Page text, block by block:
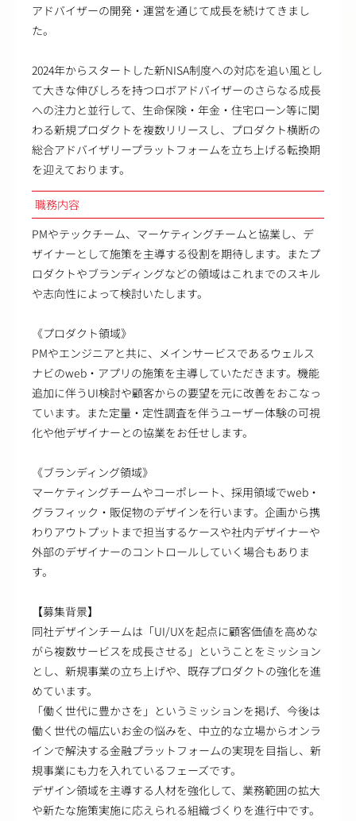
アドバイザーの開発・運営を通じて成長を続けてきまし
た。
2024年からスタートした新NISA制度への対応を追い風とし
て大きな伸びしろを持つロボアドバイザーのさらなる成長
への注力と並行して、生命保険・年金・住宅ローン等に関
わる新規プロダクトを複数リリースし、プロダクト横断の
総合アドバイザリープラットフォームを立ち上げる転換期
を迎えております。
職務内容
PMやテックチーム、マーケティングチームと協業し、デ
ザイナーとして施策を主導する役割を期待します。またプ
ロダクトやブランディングなどの領域はこれまでのスキル
や志向性によって検討いたします。
《プロダクト領域》
PMやエンジニアと共に、メインサービスであるウェルス
ナビのweb・アプリの施策を主導していただきます。機能
追加に伴うUI検討や顧客からの要望を元に改善をおこなっ
ています。また定量・定性調査を伴うユーザー体験の可視
化や他デザイナーとの協業をお任せします。
《ブランディング領域》
マーケティングチームやコーポレート、採用領域でweb・
グラフィック・販促物のデザインを行います。企画から携
わりアウトプットまで担当するケースや社内デザイナーや
外部のデザイナーのコントロールしていく場合もありま
す。
【募集背景】
同社デザインチームは「UI/UXを起点に顧客価値を高めな
がら複数サービスを成長させる」ということをミッション
とし、新規事業の立ち上げや、既存プロダクトの強化を進
めています。
「働く世代に豊かさを」というミッションを掲げ、今後は
働く世代の幅広いお金の悩みを、中立的な立場からオンラ
インで解決する金融プラットフォームの実現を目指し、新
規事業にも力を入れているフェーズです。
デザイン領域を主導する人材を強化して、業務範囲の拡大
や新たな施策実施に応えられる組織づくりを進行中です。